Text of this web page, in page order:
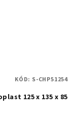
125 x 135 x 85
KÓD: S-CHP51254